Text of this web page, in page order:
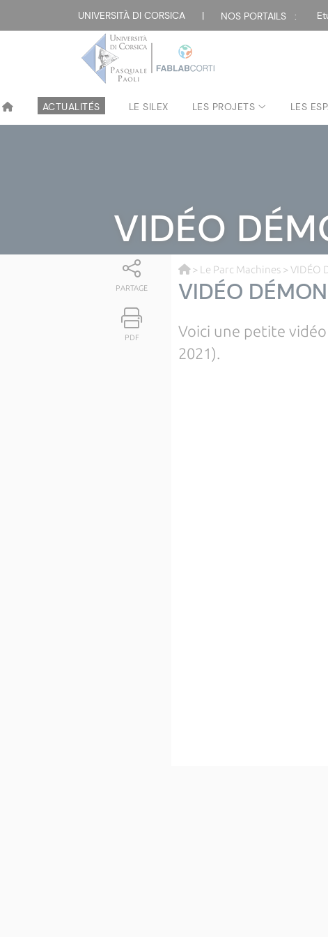
UNIVERSITÀ DI CORSICA | NOS PORTAILS :
ACTUALITÉS LE SILEX LES PROJETS LES
VIDÉO
PARTAGE
PDF
> Le Parc Machines > VIDÉO
VIDÉO
Voici une petite
2021).